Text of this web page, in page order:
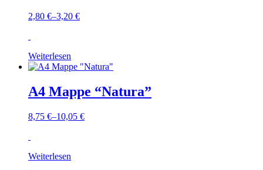
2,80 €–3,20 €
Weiterlesen
A4 Mappe “Natura”
8,75 €–10,05 €
Weiterlesen